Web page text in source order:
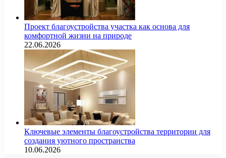
Проект благоустройства участка как основа для
комфортной жизни на природе
22.06.2026
Ключевые элементы благоустройства территории для
создания уютного пространства
10.06.2026